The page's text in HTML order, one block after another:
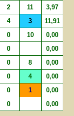
2 11 3,97
4 3 11,91
0 10 0,00
0 0,00
0 8 0,00
0 4 0,00
0 1 0,00
0 0,00